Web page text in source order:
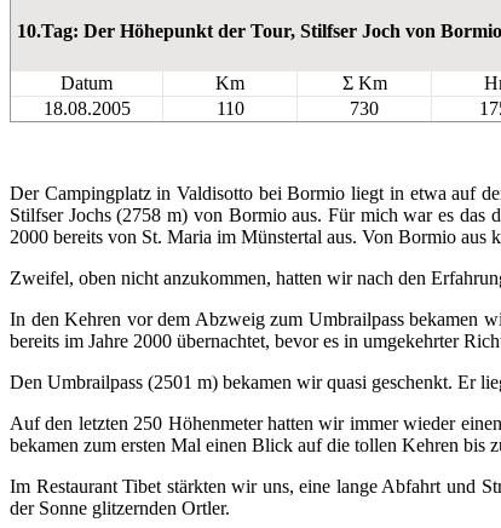
10.Tag: Der Höhepunkt der Tour, Stilfser Joch von
Datum Km Σ Km
18.08.2005
110 730
Der Campingplatz in Valdisotto bei Bormio liegt in etwa auf
Stilfser Jochs (2758 m) von Bormio aus. Für mich war es das
2000 bereits von St. Maria im Münstertal aus. Von Bormio aus
Zweifel, oben nicht anzukommen, hatten wir nach den
In den Kehren vor dem Abzweig zum Umbrailpass bekamen
bereits im Jahre 2000 übernachtet, bevor es in umgekehrter
Den Umbrailpass (2501 m) bekamen wir quasi geschenkt. Er
Auf den letzten 250 Höhenmeter hatten wir immer wieder
bekamen zum ersten Mal einen Blick auf die tollen Kehren bis
Im Restaurant Tibet stärkten wir uns, eine lange Abfahrt und
der Sonne glitzernden Ortler.